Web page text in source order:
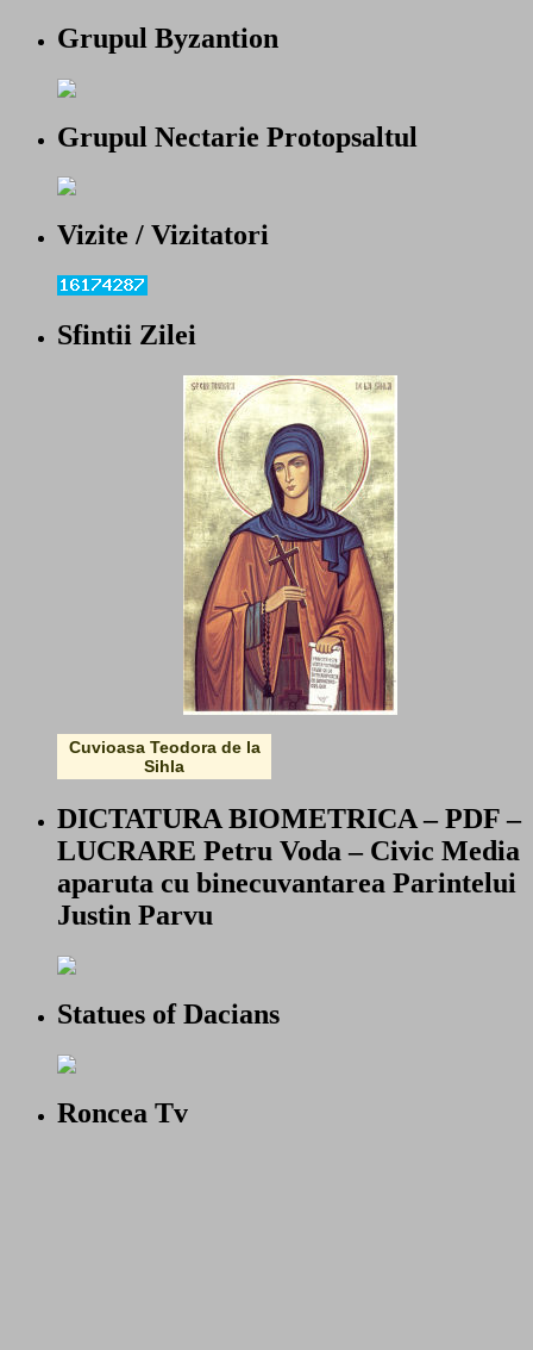
Grupul Byzantion
Grupul Nectarie Protopsaltul
Vizite / Vizitatori
Sfintii Zilei
Cuvioasa Teodora de la
Sihla
DICTATURA BIOMETRICA – PDF –
LUCRARE Petru Voda – Civic Media
aparuta cu binecuvantarea Parintelui
Justin Parvu
Statues of Dacians
Roncea Tv